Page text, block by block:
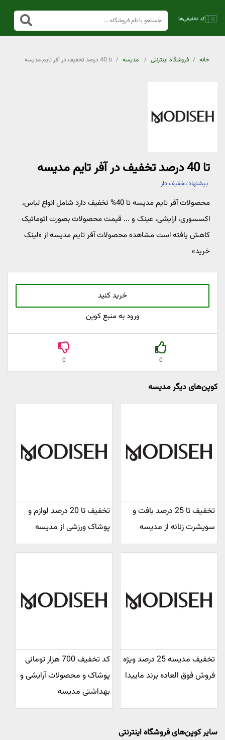
خانه فروشگاه اینترنتی مدیسه تا 40 درصد تخفیف در آفر تایم مدیسه
تا 40 درصد تخفیف در آفر تایم مدیسه
پیشنهاد تخفیف دار
محصولات آفر تایم مدیسه تا 40% تخفیف دارد شامل انواع لباس،
اکسسوری، ارایشی، عینک و ... قیمت محصولات بصورت اتوماتیک
کاهش یافته است مشاهده محصولات آفر تایم مدیسه از «لینک
خرید»
خرید کنید
ورود به منبع کوپن
0
0
کوپن‌های دیگر مدیسه
تخفیف تا 25 درصد بافت و
سویشرت زنانه از مدیسه
تخفیف تا 20 درصد لوازم و
پوشاک ورزشی از مدیسه
تخفیف مدیسه 25 درصد ویژه
فروش فوق العاده برند ماییدا
کد تخفیف 700 هزار تومانی
پوشاک و محصولات آرایشی و
بهداشتی مدیسه
سایر کوپن‌های فروشگاه اینترنتی